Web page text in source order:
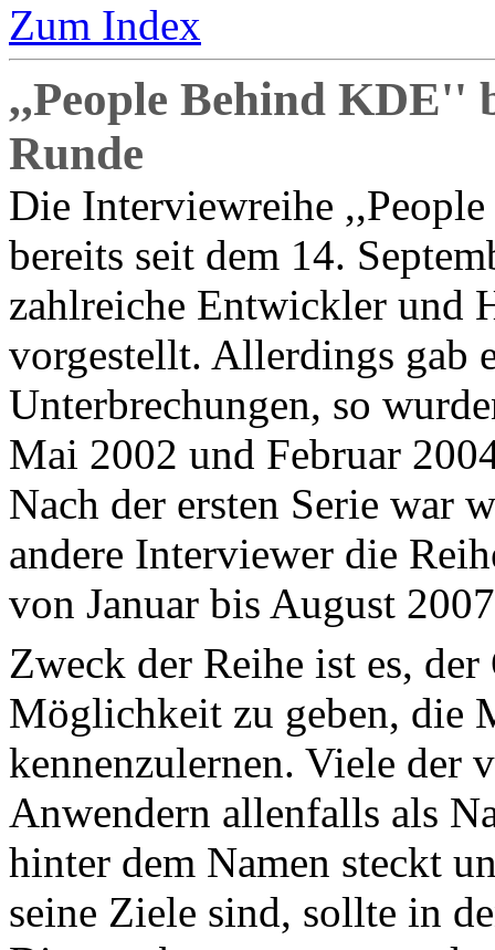
Zum Index
,,People Behind KDE''
Runde
Die Interviewreihe
bereits seit dem 14.
zahlreiche Entwickler und
vorgestellt. Allerdings gab
Unterbrechungen, so
Mai 2002 und Februar
Nach der ersten Serie war
andere Interviewer die
von Januar bis August
Zweck der Reihe ist es,
Möglichkeit zu geben, die
kennenzulernen. Viele der
Anwendern allenfalls als
hinter dem Namen steckt
seine Ziele sind, sollte in